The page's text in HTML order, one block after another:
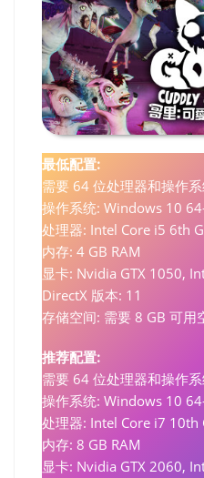
最低配置:
需要 64 位处理器和操作
操作系统: Windows 10
处理器: Intel Core i5 6th
内存: 4 GB RAM
显卡: Nvidia GTX 1050,
DirectX 版本: 11
存储空间: 需要 8 GB 可用
推荐配置:
需要 64 位处理器和操作
操作系统: Windows 10
处理器: Intel Core i7 10th
内存: 8 GB RAM
显卡: Nvidia GTX 2060,